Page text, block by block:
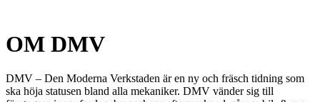
OM DMV
DMV – Den Moderna Verkstaden är en ny och fräsch tidning som
ska höja statusen bland alla mekaniker. DMV vänder sig till